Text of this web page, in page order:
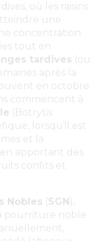
où les raisins
une
concentration
tout en
tardives (ou
après la
en octobre
commencent à
(Botrytis
lorsqu’il est
et la
apportant des
confits et
Nobles (SGN ),
pourriture noble